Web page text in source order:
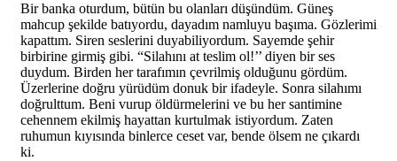
Bir banka oturdum, bütün bu olanları düşündüm. Güneş
mahcup şekilde batıyordu, dayadım namluyu başıma. Gözlerimi
kapattım. Siren seslerini duyabiliyordum. Sayemde şehir
birbirine girmiş gibi. “Silahını at teslim ol!’’ diyen bir ses
duydum. Birden her tarafımın çevrilmiş olduğunu gördüm.
Üzerlerine doğru yürüdüm donuk bir ifadeyle. Sonra silahımı
doğrulttum. Beni vurup öldürmelerini ve bu her santimine
cehennem ekilmiş hayattan kurtulmak istiyordum. Zaten
ruhumun kıyısında binlerce ceset var, bende ölsem ne çıkardı
ki.